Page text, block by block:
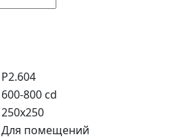
P2.604
600-800 cd
250x250
Для помещений